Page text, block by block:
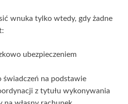
wnuka tylko wtedy, gdy żadne
ubezpieczeniem
świadczeń na podstawie
z tytułu wykonywania